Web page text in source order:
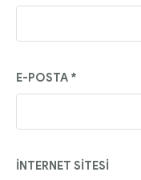
E-POSTA *
İNTERNET SITESI